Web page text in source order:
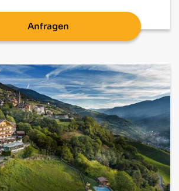
Anfragen